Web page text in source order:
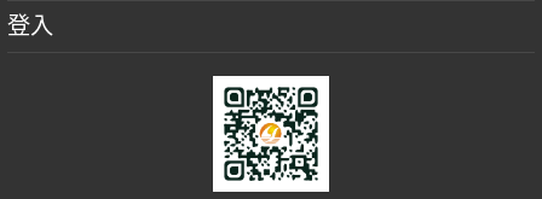
登入